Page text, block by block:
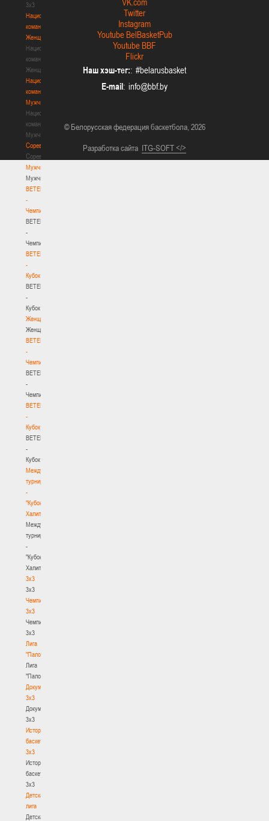
3х3
Национальная
команда.
Женщины
Национальная
команда.
Женщины
Национальная
команда.
Мужчины
Национальная
команда.
Мужчины
Соревнования
Соревнования
Мужчины
Мужчины
BETERA
-
Чемпионат
BETERA
-
Чемпионат
BETERA
-
Кубок
BETERA
-
Кубок
Женщины
Женщины
BETERA
-
Чемпионат
BETERA
-
Чемпионат
BETERA
-
Кубок
BETERA
-
Кубок
Международный
турнир
-
"Кубок
Халипского"
Международный
турнир
-
"Кубок
Халипского"
3x3
3x3
Чемпионат
3х3
Чемпионат
3х3
Лига
"Палова"
Лига
"Палова"
Документы
3х3
Документы
3х3
История
баскетбола
3х3
История
баскетбола
3х3
Детская
лига
Детская
VK.com
Twitter
Instagram
Youtube BelBasketPub
Youtube BBF
Flickr
Наш хэш-тег:: #belarusbasket
E-mail:
© Белорусская федерация баскетбола, 2026
Разработка сайта ITG-SOFT </>